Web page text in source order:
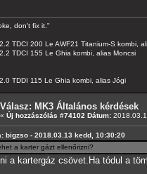
don't fix it."
TDCI 200 Le AWF21 Titanium-S kombi,
TDCI 155 Le Ghia kombi, alias Moncsi
TDDI 115 Le Ghia kombi, alias Jógi
Válasz: MK3 Általános kérdések
« Új hozzászólás #74102 Dátum:
bigzso - 2018.03.13 kedd, 10:30:20
a karter gázt ellenőrizni?
a kartergáz csövet.Ha tódul a